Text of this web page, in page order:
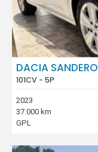
DACIA SANDERO
101CV - 5P
2023
37.000 km
GPL